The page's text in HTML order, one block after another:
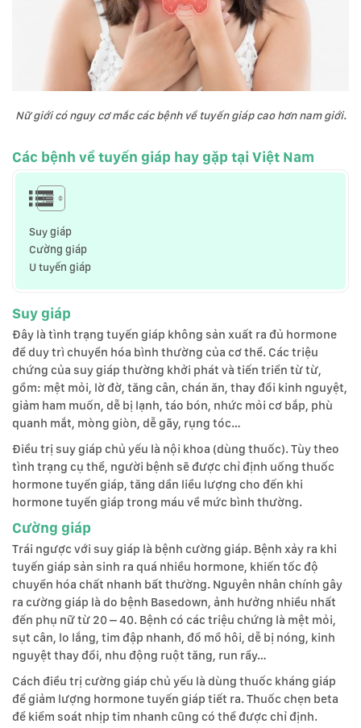
Nữ giới có nguy cơ mắc các bệnh về tuyến giáp cao hơn nam giới.
Các bệnh về tuyến giáp hay gặp tại Việt Nam
Suy giáp
Cường giáp
U tuyến giáp
Suy giáp
Đây là tình trạng tuyến giáp không sản xuất ra đủ hormone
để duy trì chuyển hóa bình thường của cơ thể. Các triệu
chứng của suy giáp thường khởi phát và tiến triển từ từ,
gồm: mệt mỏi, lờ đờ, tăng cân, chán ăn, thay đổi kinh nguyệt,
giảm ham muốn, dễ bị lạnh, táo bón, nhức mỏi cơ bắp, phù
quanh mắt, mòng giòn, dễ gãy, rụng tóc…
Điều trị suy giáp chủ yếu là nội khoa (dùng thuốc). Tùy theo
tình trạng cụ thể, người bệnh sẽ được chỉ định uống thuốc
hormone tuyến giáp, tăng dần liều lượng cho đến khi
hormone tuyến giáp trong máu về mức bình thường.
Cường giáp
Trái ngược với suy giáp là bệnh cường giáp. Bệnh xảy ra khi
tuyến giáp sản sinh ra quá nhiều hormone, khiến tốc độ
chuyển hóa chất nhanh bất thường. Nguyên nhân chính gây
ra cường giáp là do bệnh Basedown, ảnh hưởng nhiều nhất
đến phụ nữ từ 20 – 40. Bệnh có các triệu chứng là mệt mỏi,
sụt cân, lo lắng, tim đập nhanh, đổ mồ hôi, dễ bị nóng, kinh
nguyệt thay đổi, nhu động ruột tăng, run rẩy…
Cách điều trị cường giáp chủ yếu là dùng thuốc kháng giáp
để giảm lượng hormone tuyến giáp tiết ra. Thuốc chẹn beta
để kiểm soát nhịp tim nhanh cũng có thể được chỉ định.